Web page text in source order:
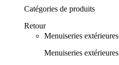
Catégories de produits
Retour
Menuiseries extérieures
Menuiseries extérieures